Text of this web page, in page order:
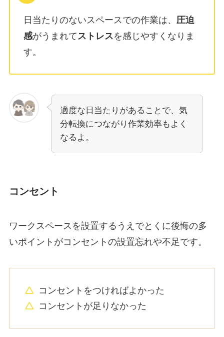
日当たりのないスペースでの作業は、 圧迫
感がうまれてストレスを感じやすくなりま
す。
適度な日当たりがあることで、気
分転換につながり作業効率もよく
なるよ。
コンセント
ワークスペースを設置するうえでとくに後悔の多
いポイントがコンセントの設置忘れや不足です。
コンセントをつければよかった
コンセントが足りなかった